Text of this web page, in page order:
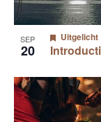
SEP
20
Uitgelicht